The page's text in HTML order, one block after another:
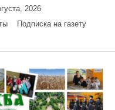
2026
Подписка на газету